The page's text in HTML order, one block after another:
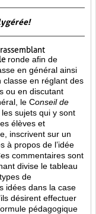
ronde afin de
en général ainsi
classe en réglant des
ou en discutant
le Conseil de
sujets qui y sont
élèves et
inscrivent sur un
à propos de l’idée
commentaires sont
divise le tableau
de
idées dans la case
désirent effectuer
pédagogique